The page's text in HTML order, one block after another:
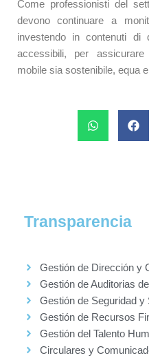
Come professionisti del
devono continuare a
investendo in contenuti di
accessibili, per
mobile sia sostenibile, equa e
Transparencia
Gestión de Dirección y
Gestión de Auditorias
Gestión de Seguridad y
Gestión de Recursos
Gestión del Talento
Circulares y